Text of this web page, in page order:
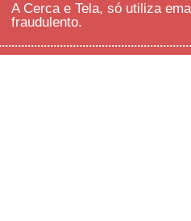
A Cerca e Tela, só utiliza
fraudulento.